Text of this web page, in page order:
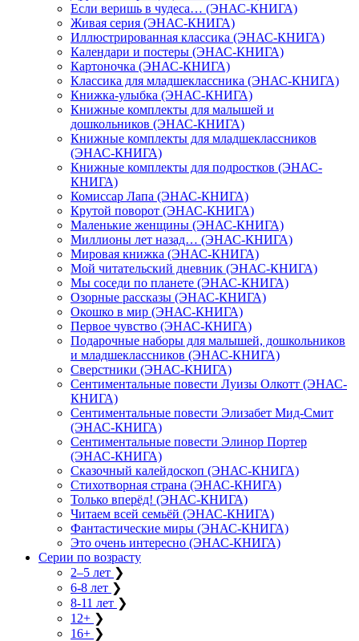
Если веришь в чудеса… (ЭНАС-КНИГА)
Живая серия (ЭНАС-КНИГА)
Иллюстрированная классика (ЭНАС-КНИГА)
Календари и постеры (ЭНАС-КНИГА)
Картоночка (ЭНАС-КНИГА)
Классика для младшеклассника (ЭНАС-КНИГА)
Книжка-улыбка (ЭНАС-КНИГА)
Книжные комплекты для малышей и
дошкольников (ЭНАС-КНИГА)
Книжные комплекты для младшеклассников
(ЭНАС-КНИГА)
Книжные комплекты для подростков (ЭНАС-
КНИГА)
Комиссар Лапа (ЭНАС-КНИГА)
Крутой поворот (ЭНАС-КНИГА)
Маленькие женщины (ЭНАС-КНИГА)
Миллионы лет назад… (ЭНАС-КНИГА)
Мировая книжка (ЭНАС-КНИГА)
Мой читательский дневник (ЭНАС-КНИГА)
Мы соседи по планете (ЭНАС-КНИГА)
Озорные рассказы (ЭНАС-КНИГА)
Окошко в мир (ЭНАС-КНИГА)
Первое чувство (ЭНАС-КНИГА)
Подарочные наборы для малышей, дошкольников
и младшеклассников (ЭНАС-КНИГА)
Сверстники (ЭНАС-КНИГА)
Сентиментальные повести Луизы Олкотт (ЭНАС-
КНИГА)
Сентиментальные повести Элизабет Мид-Смит
(ЭНАС-КНИГА)
Сентиментальные повести Элинор Портер
(ЭНАС-КНИГА)
Сказочный калейдоскоп (ЭНАС-КНИГА)
Стихотворная страна (ЭНАС-КНИГА)
Только вперёд! (ЭНАС-КНИГА)
Читаем всей семьёй (ЭНАС-КНИГА)
Фантастические миры (ЭНАС-КНИГА)
Это очень интересно (ЭНАС-КНИГА)
Серии по возрасту
2–5 лет ❯
6-8 лет ❯
8-11 лет ❯
12+ ❯
16+ ❯